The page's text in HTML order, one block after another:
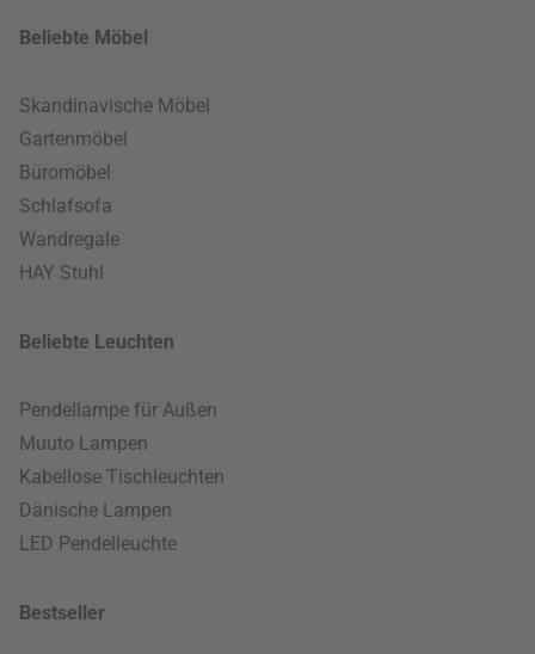
Beliebte Möbel
Skandinavische Möbel
Gartenmöbel
Büromöbel
Schlafsofa
Wandregale
HAY Stuhl
Beliebte Leuchten
Pendellampe für Außen
Muuto Lampen
Kabellose Tischleuchten
Dänische Lampen
LED Pendelleuchte
Bestseller